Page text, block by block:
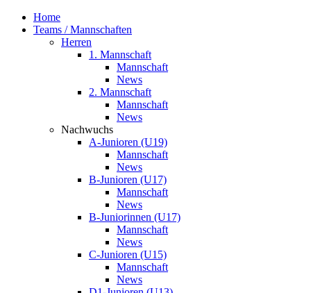
Home
Teams / Mannschaften
Herren
1. Mannschaft
Mannschaft
News
2. Mannschaft
Mannschaft
News
Nachwuchs
A-Junioren (U19)
Mannschaft
News
B-Junioren (U17)
Mannschaft
News
B-Juniorinnen (U17)
Mannschaft
News
C-Junioren (U15)
Mannschaft
News